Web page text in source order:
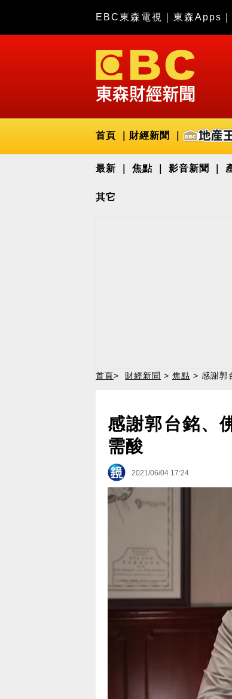
EBC東森電視 東森Apps
首頁 財經新聞
最新 焦點 影音新聞
其它
首頁> 財經新聞 > 焦點 > 感謝郭
感謝郭台銘、
需酸
2021/06/04 17:24